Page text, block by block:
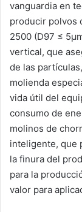
vanguardia en
producir polvos
2500 (D97 ≤
vertical, que
de las
molienda
vida útil del
consumo de
molinos de
inteligente, que
la finura del
para la
valor para